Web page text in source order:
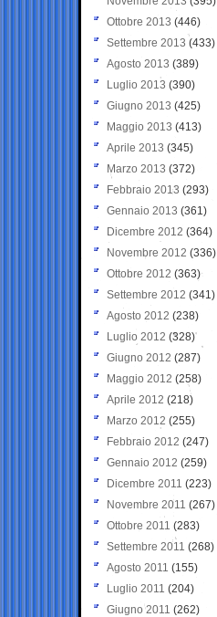
Ottobre 2013 (446)
Settembre 2013 (433)
Agosto 2013 (389)
Luglio 2013 (390)
Giugno 2013 (425)
Maggio 2013 (413)
Aprile 2013 (345)
Marzo 2013 (372)
Febbraio 2013 (293)
Gennaio 2013 (361)
Dicembre 2012 (364)
Novembre 2012 (336)
Ottobre 2012 (363)
Settembre 2012 (341)
Agosto 2012 (238)
Luglio 2012 (328)
Giugno 2012 (287)
Maggio 2012 (258)
Aprile 2012 (218)
Marzo 2012 (255)
Febbraio 2012 (247)
Gennaio 2012 (259)
Dicembre 2011 (223)
Novembre 2011 (267)
Ottobre 2011 (283)
Settembre 2011 (268)
Agosto 2011 (155)
Luglio 2011 (204)
Giugno 2011 (262)